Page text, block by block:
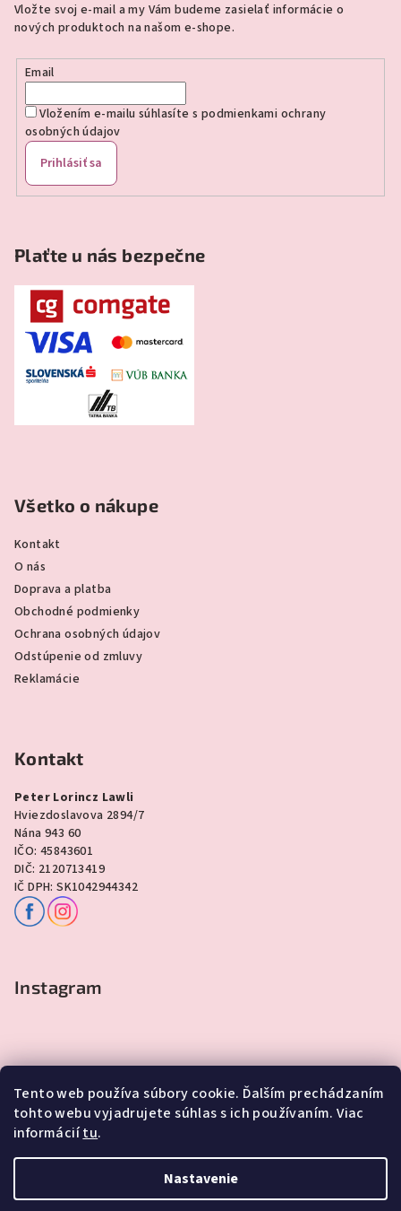
Tento web používa súbory cookie. Ďalším prechádzaním
tohto webu vyjadrujete súhlas s ich používaním. Viac
informáciítu.
Nastavenie
Vložte svoj e-mail a my Vám budeme zasielať informácie o
nových produktoch na našom e-shope.
Email
Vložením e-mailu súhlasíte s podmienkami ochrany
osobných údajov
Prihlásiť sa
Plaťte u nás bezpečne
Všetko o nákupe
Kontakt
O nás
Doprava a platba
Obchodné podmienky
Ochrana osobných údajov
Odstúpenie od zmluvy
Reklamácie
Kontakt
Peter Lorincz Lawli
Hviezdoslavova 2894/7
Nána 943 60
IČO: 45843601
DIČ: 2120713419
IČ DPH: SK1042944342
Instagram
Sledovať na Instagrame